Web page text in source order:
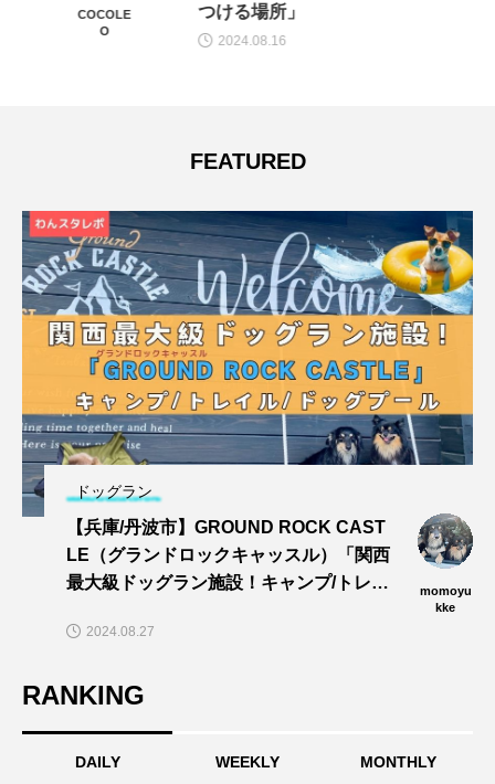
つける場所」
2024.08.16
FEATURED
ドッグラン
【兵庫/丹波市】GROUND ROCK CAST
LE（グランドロックキャッスル）「関西
最大級ドッグラン施設！キャンプ/トレイ
う〜🎵」
momoyu
kke
2024.08.27
RANKING
DAILY WEEKLY MONTHLY